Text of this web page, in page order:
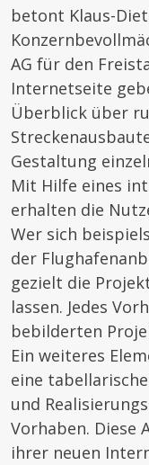
betont Klaus-
AG für den
Internetseite
Überblick über
Gestaltung
Mit Hilfe eines
erhalten die
Wer sich
der
gezielt die
lassen. Jedes
bebilderten
Ein weiteres
eine
und
Vorhaben. Diese
ihrer neuen